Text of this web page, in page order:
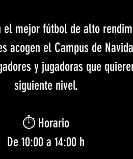
el mejor fútbol de alto
acogen el Campus de
y jugadoras que
siguiente nivel.
⏱ Horario
De 10:00 a 14:00 h